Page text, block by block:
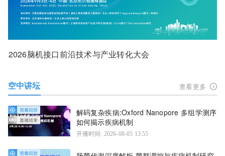
2026脑机接口前沿技术与产业转化大会
空中讲坛 查看更多
解码复杂疾病:Oxford Nanopore 多组学测序
如何揭示疾病机制
开播时间: 2026-08-05 13:55